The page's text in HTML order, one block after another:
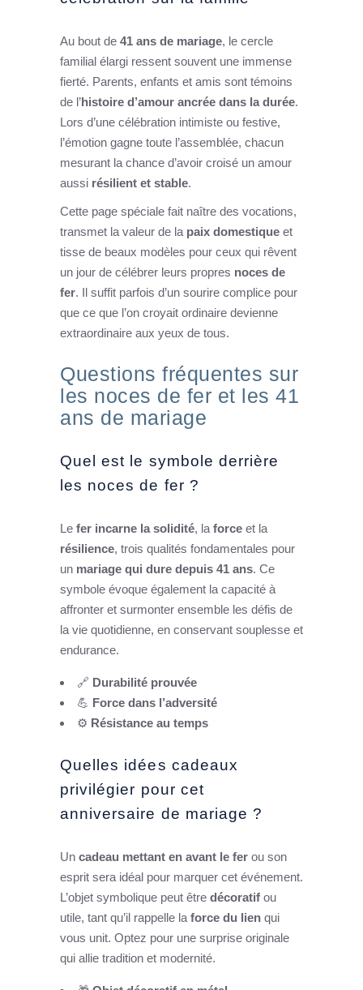
Au bout de 41 ans de mariage, le cercle
familial élargi ressent souvent une immense
fierté. Parents, enfants et amis sont témoins
de l’histoire d’amour ancrée dans la durée.
Lors d’une célébration intimiste ou festive,
l’émotion gagne toute l’assemblée, chacun
mesurant la chance d’avoir croisé un amour
aussi résilient et stable.
Cette page spéciale fait naître des vocations,
transmet la valeur de la paix domestique et
tisse de beaux modèles pour ceux qui rêvent
un jour de célébrer leurs propres noces de
fer. Il suffit parfois d’un sourire complice pour
que ce que l’on croyait ordinaire devienne
extraordinaire aux yeux de tous.
Questions fréquentes sur
les noces de fer et les 41
ans de mariage
Quel est le symbole derrière
les noces de fer ?
Le fer incarne la solidité, laforce et la
résilience, trois qualités fondamentales pour
un mariage qui dure depuis 41 ans. Ce
symbole évoque également la capacité à
affronter et surmonter ensemble les défis de
la vie quotidienne, en conservant souplesse et
endurance.
🔗 Durabilité prouvée
💪 Force dans l’adversité
⚙️ Résistance au temps
Quelles idées cadeaux
privilégier pour cet
anniversaire de mariage ?
Un cadeau mettant en avant le fer ou son
esprit sera idéal pour marquer cet événement.
L’objet symbolique peut être décoratif ou
utile, tant qu’il rappelle laforce du lien qui
vous unit. Optez pour une surprise originale
qui allie tradition et modernité.